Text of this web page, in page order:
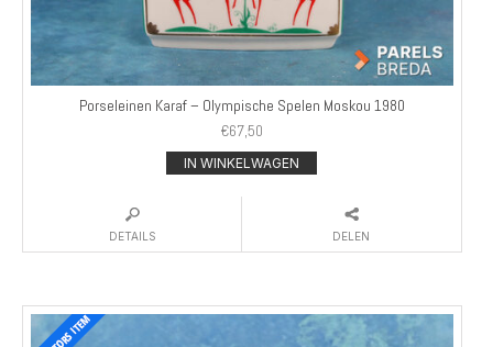
Porseleinen Karaf – Olympische Spelen Moskou 1980
€67,50
IN WINKELWAGEN
DETAILS DELEN